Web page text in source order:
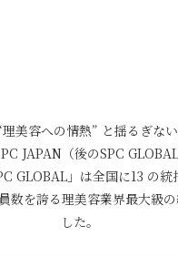
美容への情熱” と揺るぎな
JAPAN（後のSPC
GLOBAL」は全国に13 の統
数を誇る理美容業界最大級
した。